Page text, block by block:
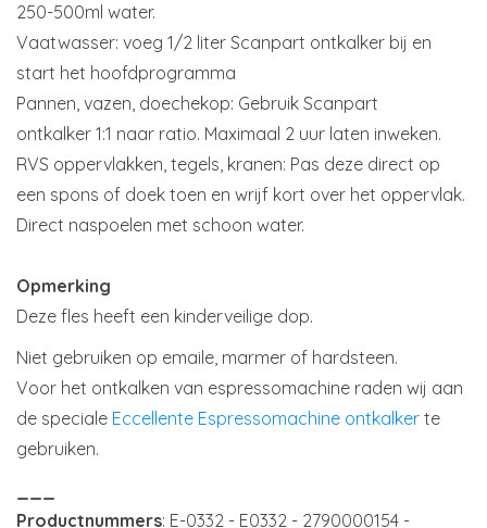
250-500ml water.
Vaatwasser: voeg 1/2 liter Scanpart ontkalker bij en
start het hoofdprogramma
Pannen, vazen, doechekop: Gebruik Scanpart
ontkalker 1:1 naar ratio. Maximaal 2 uur laten inweken.
RVS oppervlakken, tegels, kranen: Pas deze direct op
een spons of doek toen en wrijf kort over het oppervlak.
Direct naspoelen met schoon water.
Opmerking
Deze fles heeft een kinderveilige dop.
Niet gebruiken op emaile, marmer of hardsteen.
Voor het ontkalken van espressomachine raden wij aan
de speciale Eccellente Espressomachine ontkalker te
gebruiken.
Productnummers: E-0332 - E0332 - 2790000154 -